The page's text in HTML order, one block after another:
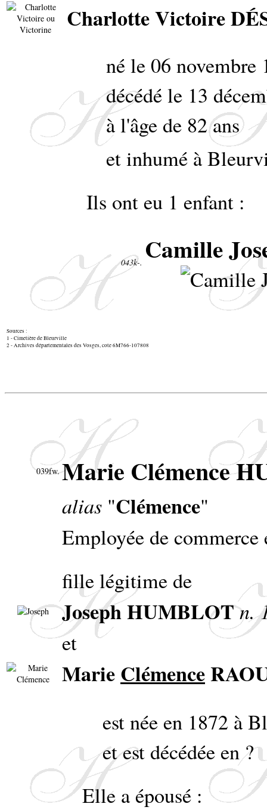
Charlotte Victoire
né le 06
décédé le 13
à l'âge de 82 ans
et inhumé à
Ils ont eu 1 enfant :
043k-. Camille
Sources :
1 - Cimetière de Bleurville
2 - Archives départementales des Vosges, cote 6M766-107808
039fw. Marie Clémence
alias "Clémence"
Employée de commerce
fille légitime de
Joseph HUMBLOTn.
et
Marie Clémence
est née en 1872 à
et est décédée en ?
Elle a épousé :